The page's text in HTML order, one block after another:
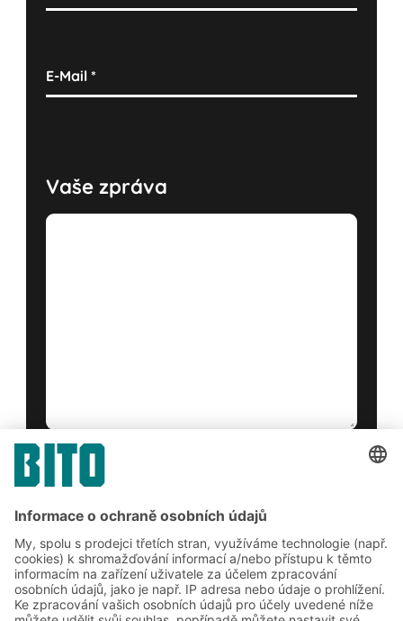
E-Mail*
Vaše zpráva
podmínky službya souhlasím s nimi.
Friendly Captcha